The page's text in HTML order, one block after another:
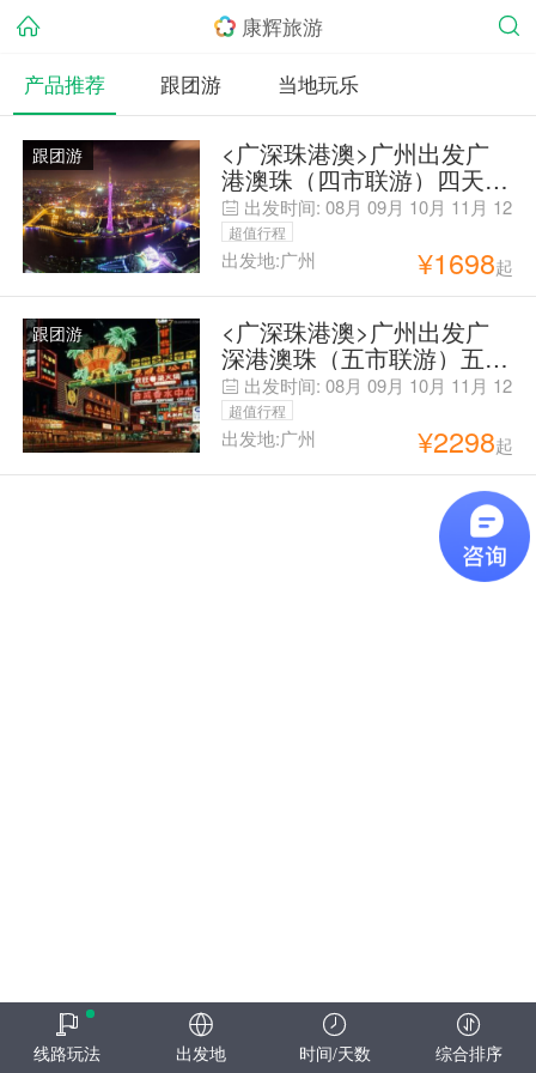
康辉旅游
产品推荐
跟团游 当地玩乐
跟团游 <广深珠港澳>广州出发广
港澳珠（四市联游）四天，
铁发天天出发（官网专用）
出发时间: 08月 09月 10月 11月 12
月超值行程
出发地:广州 ¥1698起
跟团游 <广深珠港澳>广州出发广
深港澳珠（五市联游）五天
游，铁发天天出发（官网专
用）
出发时间: 08月 09月 10月 11月 12
月超值行程
出发地:广州 ¥2298起
线路玩法 出发地 时间/天数 综合排序